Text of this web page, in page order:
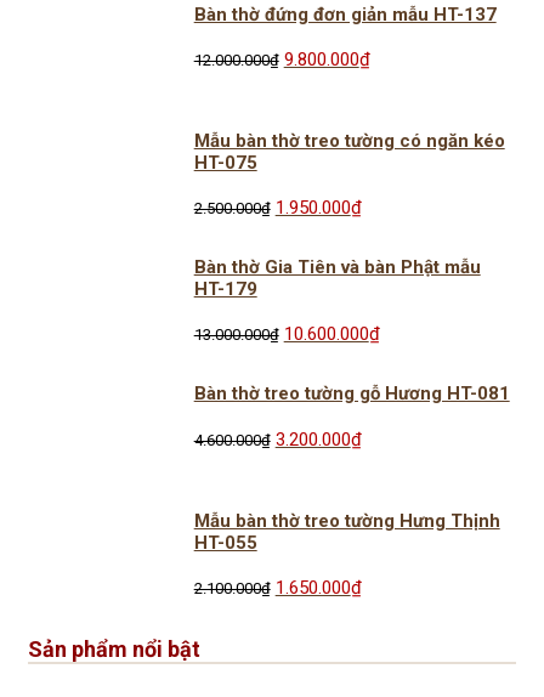
Bàn thờ đứng đơn giản mẫu HT-137
12.000.000₫ Giá
9.800.000₫Giá
9.800.000₫.
Mẫu bàn thờ treo tường có ngăn kéo
HT-075
2.500.000₫ Giá
2.500.000₫.
1.950.000₫Giá
là:
Bàn thờ Gia Tiên và bàn Phật mẫu
HT-179
13.000.000₫ Giá
13.000.000₫.
10.600.000₫Giá
là:
Bàn thờ treo tường gỗ Hương HT-081
4.600.000₫ Giá
3.200.000₫Giá
3.200.000₫.
Mẫu bàn thờ treo tường Hưng Thịnh
HT-055
2.100.000₫ Giá
1.650.000₫Giá
Sản phẩm nổi bật